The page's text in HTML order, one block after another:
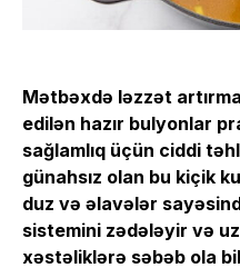
Mətbəxdə ləzzət
edilən hazır bulyonlar
sağlamlıq üçün ciddi
günahsız olan bu kiçik
duz və əlavələr
sistemini zədələyir və
xəstəliklərə səbəb ola